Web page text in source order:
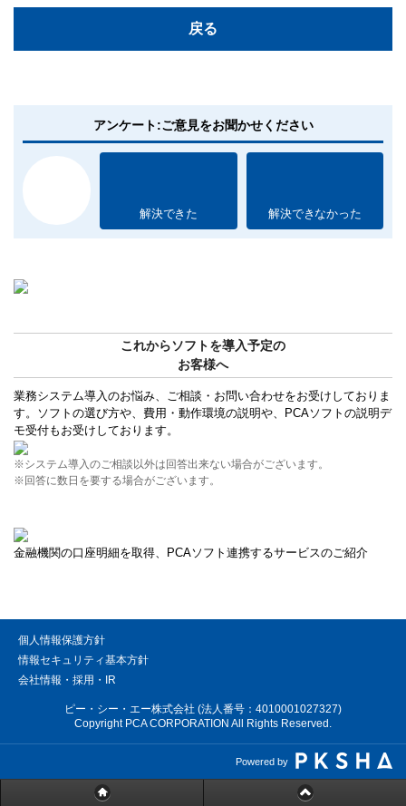
戻る
アンケート:ご意見をお聞かせください
解決できた 解決できなかった
これからソフトを導入予定の
お客様へ
業務システム導入のお悩み、ご相談・お問い合わせをお受けしておりま
す。ソフトの選び方や、費用・動作環境の説明や、PCAソフトの説明デ
モ受付もお受けしております。
※システム導入のご相談以外は回答出来ない場合がございます。
※回答に数日を要する場合がございます。
金融機関の口座明細を取得、PCAソフト連携するサービスのご紹介
個人情報保護方針
情報セキュリティ基本方針
会社情報・採用・IR
ピー・シー・エー株式会社 (法人番号：4010001027327)
Copyright PCA CORPORATION All Rights Reserved.
Powered by